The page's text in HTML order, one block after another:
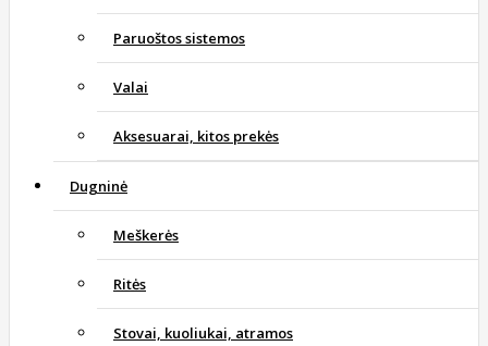
Paruoštos sistemos
Valai
Aksesuarai, kitos prekės
Dugninė
Meškerės
Ritės
Stovai, kuoliukai, atramos